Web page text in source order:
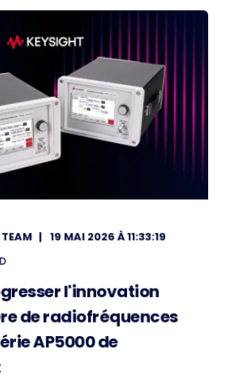
19 MAI 2026 À 11:33:19
l'innovation
de radiofréquences
AP5000 de